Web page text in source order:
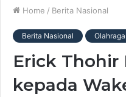
Home / Berita Nasional
Berita Nasional Olahraga
Erick Thohir
kepada